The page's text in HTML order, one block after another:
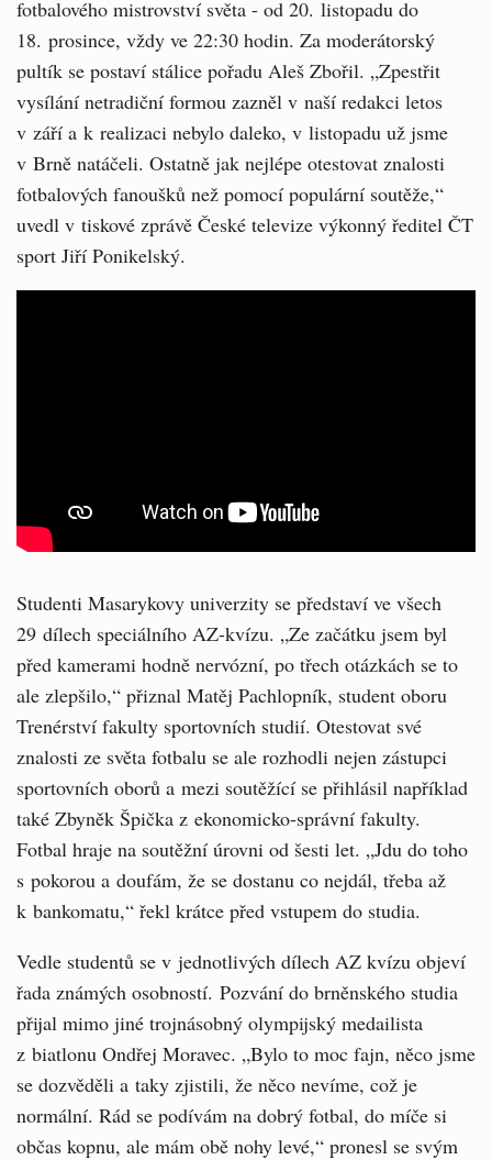
fotbalového mistrovství světa - od 20. listopadu do
18. prosince, vždy ve 22:30 hodin. Za moderátorský
pultík se postaví stálice pořadu Aleš Zbořil. „Zpestřit
vysílání netradiční formou zazněl v naší redakci letos
v září a k realizaci nebylo daleko, v listopadu už jsme
v Brně natáčeli. Ostatně jak nejlépe otestovat znalosti
fotbalových fanoušků než pomocí populární soutěže,“
uvedl v tiskové zprávě České televize výkonný ředitel ČT
sport Jiří Ponikelský.
Studenti Masarykovy univerzity se představí ve všech
29 dílech speciálního AZ-kvízu. „Ze začátku jsem byl
před kamerami hodně nervózní, po třech otázkách se to
ale zlepšilo,“ přiznal Matěj Pachlopník, student oboru
Trenérství fakulty sportovních studií. Otestovat své
znalosti ze světa fotbalu se ale rozhodli nejen zástupci
sportovních oborů a mezi soutěžící se přihlásil například
také Zbyněk Špička z ekonomicko-správní fakulty.
Fotbal hraje na soutěžní úrovni od šesti let. „Jdu do toho
s pokorou a doufám, že se dostanu co nejdál, třeba až
k bankomatu,“ řekl krátce před vstupem do studia.
Vedle studentů se v jednotlivých dílech AZ kvízu objeví
řada známých osobností. Pozvání do brněnského studia
přijal mimo jiné trojnásobný olympijský medailista
z biatlonu Ondřej Moravec. „Bylo to moc fajn, něco jsme
se dozvěděli a taky zjistili, že něco nevíme, což je
normální. Rád se podívám na dobrý fotbal, do míče si
občas kopnu, ale mám obě nohy levé,“ pronesl se svým